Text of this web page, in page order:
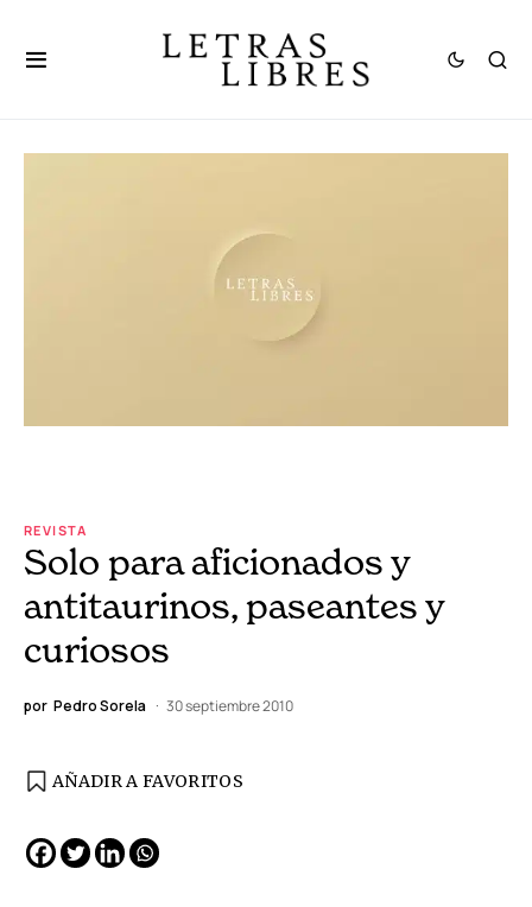
REVISTA
Solo para aficionados y
antitaurinos, paseantes y
curiosos
por Pedro Sorela 30 septiembre 2010
AÑADIR A FAVORITOS